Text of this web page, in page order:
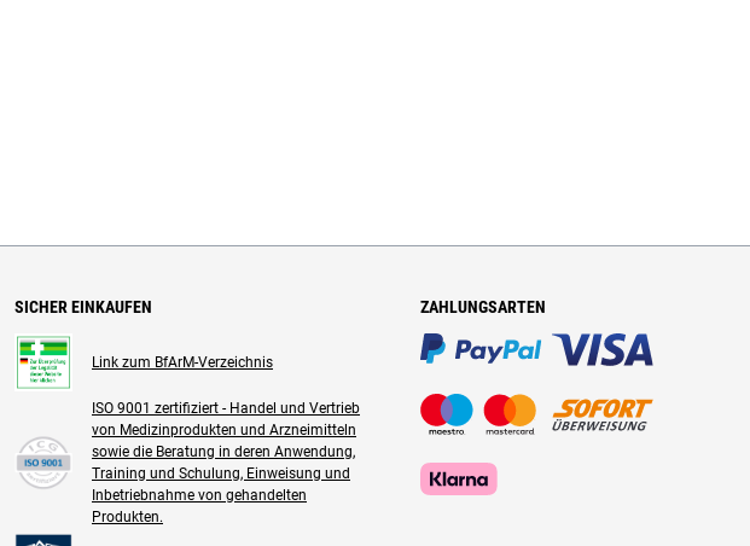
SICHER EINKAUFEN
Link zum BfArM-Verzeichnis
ISO 9001 zertifiziert - Handel und Vertrieb
von Medizinprodukten und Arzneimitteln
sowie die Beratung in deren Anwendung,
Training und Schulung, Einweisung und
Inbetriebnahme von gehandelten
Produkten.
ZAHLUNGSARTEN